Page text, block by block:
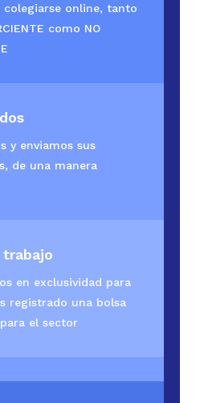
colegiarse online, tanto
como NO
y enviamos sus
de una manera
trabajo
en exclusividad para
registrado una bolsa
el sector